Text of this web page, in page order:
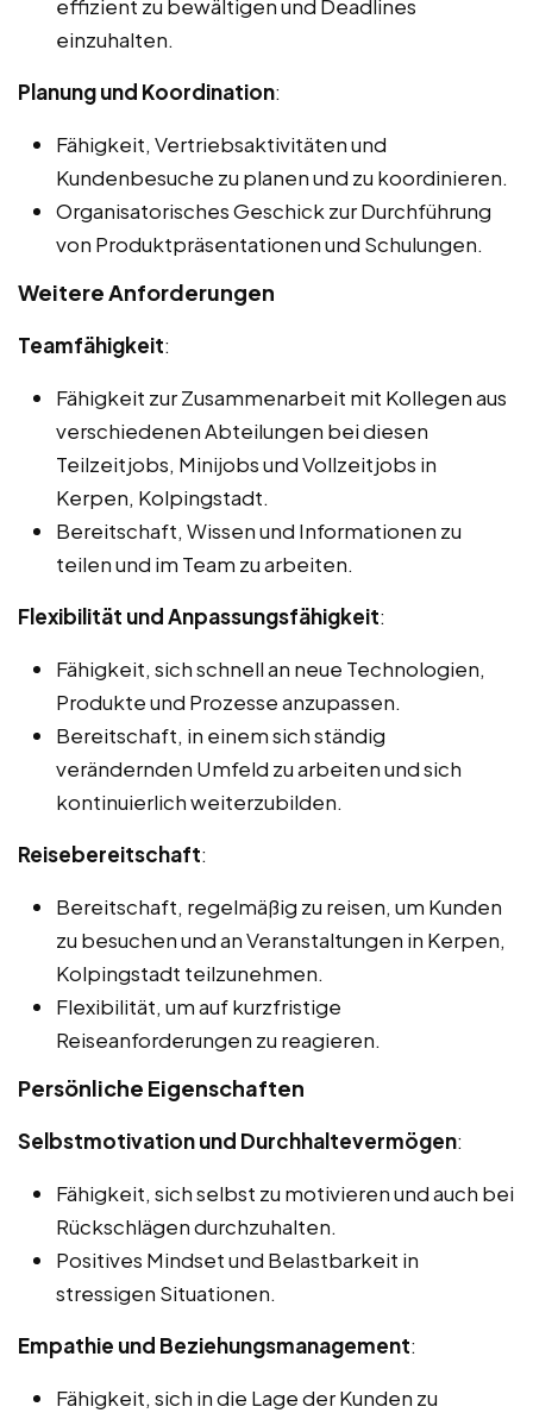
effizient zu bewältigen und Deadlines
einzuhalten.
Planung und Koordination:
Fähigkeit, Vertriebsaktivitäten und
Kundenbesuche zu planen und zu koordinieren.
Organisatorisches Geschick zur Durchführung
von Produktpräsentationen und Schulungen.
Weitere Anforderungen
Teamfähigkeit:
Fähigkeit zur Zusammenarbeit mit Kollegen aus
verschiedenen Abteilungen bei diesen
Teilzeitjobs, Minijobs und Vollzeitjobs in
Kerpen, Kolpingstadt.
Bereitschaft, Wissen und Informationen zu
teilen und im Team zu arbeiten.
Flexibilität und Anpassungsfähigkeit:
Fähigkeit, sich schnell an neue Technologien,
Produkte und Prozesse anzupassen.
Bereitschaft, in einem sich ständig
verändernden Umfeld zu arbeiten und sich
kontinuierlich weiterzubilden.
Reisebereitschaft:
Bereitschaft, regelmäßig zu reisen, um Kunden
zu besuchen und an Veranstaltungen in Kerpen,
Kolpingstadt teilzunehmen.
Flexibilität, um auf kurzfristige
Reiseanforderungen zu reagieren.
Persönliche Eigenschaften
Selbstmotivation und Durchhaltevermögen:
Fähigkeit, sich selbst zu motivieren und auch bei
Rückschlägen durchzuhalten.
Positives Mindset und Belastbarkeit in
stressigen Situationen.
Empathie und Beziehungsmanagement:
Fähigkeit, sich in die Lage der Kunden zu